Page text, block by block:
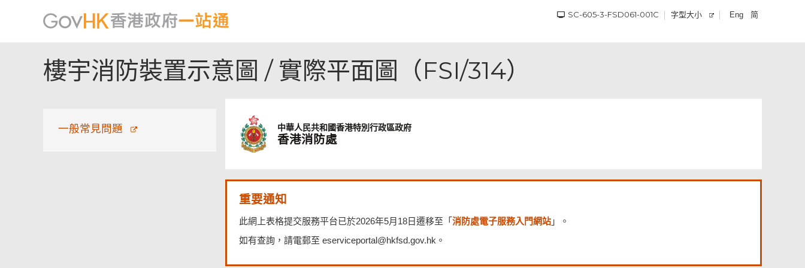
SC-605-3-FSD061-001C 字型大小 Eng 简
樓宇消防裝置示意圖 / 實際平面圖（FSI/314）
一般常見問題 中華人民共和國香港特別行政區政府
香港消防處
重要通知
此網上表格提交服務平台已於2026年5月18日遷移至「 消防處電子服務入門網站」。
如有查詢，請電郵至 eserviceportal@hkfsd.gov.hk。
頁
尾
菜